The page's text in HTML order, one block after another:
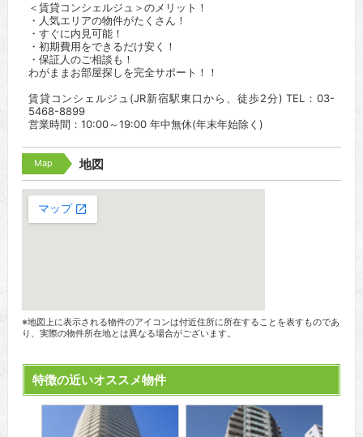
＜賃貸コンシェルジュ＞のメリット！
・人気エリアの物件がたくさん！
・すぐに内見可能！
・初期費用をできるだけ安く！
・保証人のご相談も！
わがままお部屋探しを完全サポート！！
賃貸コンシェルジュ(JR新宿駅東口から、徒歩2分) TEL：03-
5468-8899
営業時間：10:00～19:00 年中無休(年末年始除く)
Map 地図
※地図上に表示される物件のアイコンは付近住所に所在することを表すものであ
り、実際の物件所在地とは異なる場合がございます。
特徴の近いオススメ物件